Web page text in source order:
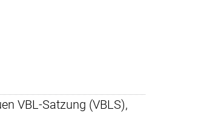
VBL-Satzung (VBLS),